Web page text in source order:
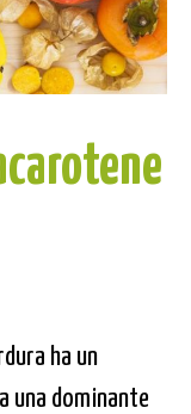
ha un
una dominante